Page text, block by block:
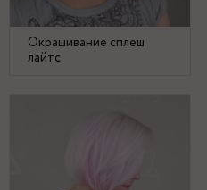
Окрашивание сплеш
лайтс